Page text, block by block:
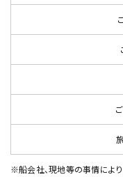
※船会社、現地等の事情によ